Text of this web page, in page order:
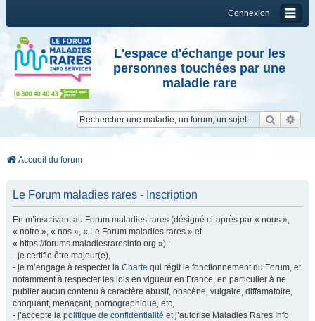
Connexion
L'espace d'échange pour les
personnes touchées par une
maladie rare
Accueil du forum
Le Forum maladies rares - Inscription
En m’inscrivant au Forum maladies rares (désigné ci-après par « nous »,
« notre », « nos », « Le Forum maladies rares » et
« https://forums.maladiesraresinfo.org ») :
- je certifie être majeur(e),
- je m’engage à respecter la Charte qui régit le fonctionnement du Forum, et
notamment à respecter les lois en vigueur en France, en particulier à ne
publier aucun contenu à caractère abusif, obscène, vulgaire, diffamatoire,
choquant, menaçant, pornographique, etc,
- j’accepte la politique de confidentialité et j’autorise Maladies Rares Info